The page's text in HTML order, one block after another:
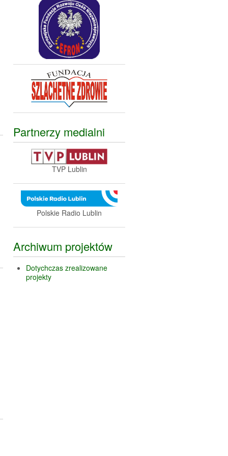
Partnerzy medialni
TVP Lublin
Polskie Radio Lublin
Archiwum projektów
Dotychczas zrealizowane
projekty